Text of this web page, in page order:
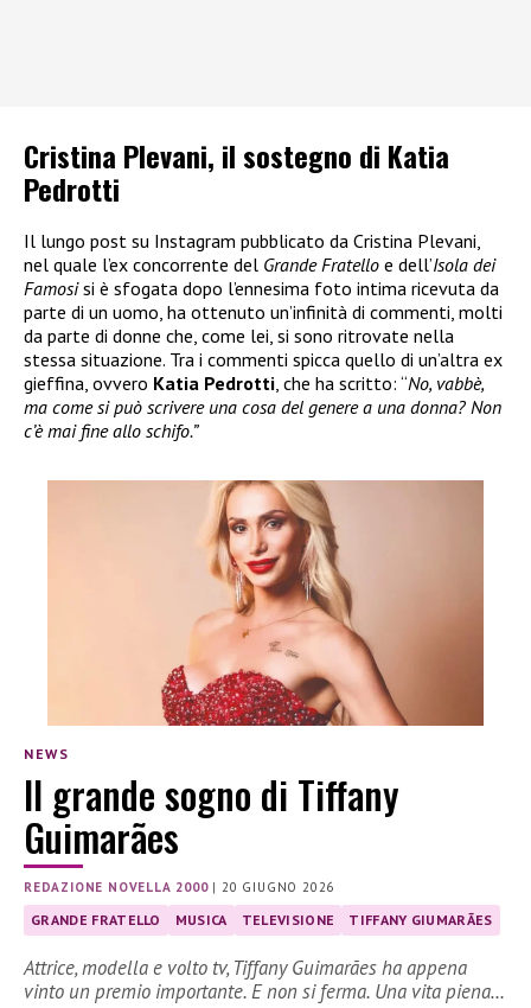
Cristina Plevani, il sostegno di Katia
Pedrotti
Il lungo post su Instagram pubblicato da Cristina Plevani,
nel quale l’ex concorrente del Grande Fratello e dell’Isola dei
Famosisi è sfogata dopo l’ennesima foto intima ricevuta da
parte di un uomo, ha ottenuto un’infinità di commenti, molti
da parte di donne che, come lei, si sono ritrovate nella
stessa situazione. Tra i commenti spicca quello di un’altra ex
gieffina, ovvero Katia Pedrotti , che ha scritto: “No, vabbè,
ma come si può scrivere una cosa del genere a una donna? Non
c’è mai fine allo schifo.”
NEWS
Il grande sogno di Tiffany
Guimarães
REDAZIONE NOVELLA 2000|20 GIUGNO 2026
GRANDE FRATELLO MUSICA TELEVISIONE TIFFANY GIUMARÃES
Attrice, modella e volto tv, Tiffany Guimarães ha appena
vinto un premio importante. E non si ferma. Una vita piena…